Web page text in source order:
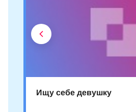
Ищу себе девушку